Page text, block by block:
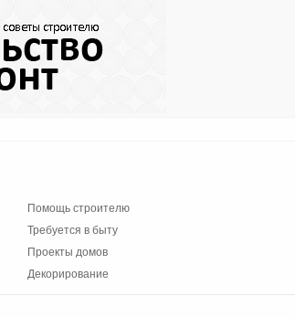
Помощь строителю
Требуется в быту
Проекты домов
Декорирование